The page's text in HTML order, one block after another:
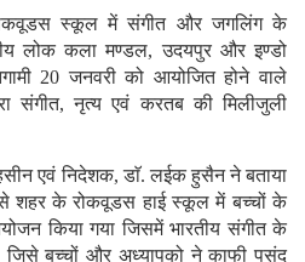
स्कूल में संगीत और जगलिंग के
लोक कला मण्डल, उदयपुर और इण्डो
20 जनवरी को आयोजित होने वाले
संगीत, नृत्य एवं करतब की मिलीजुली
एवं निदेशक, डाॅ. लईक हुसैन ने बताया
शहर के रोकवूडस हाई स्कूल में बच्चों के
किया गया जिसमें भारतीय संगीत के
बच्चों और अध्यापको ने काफी पसंद